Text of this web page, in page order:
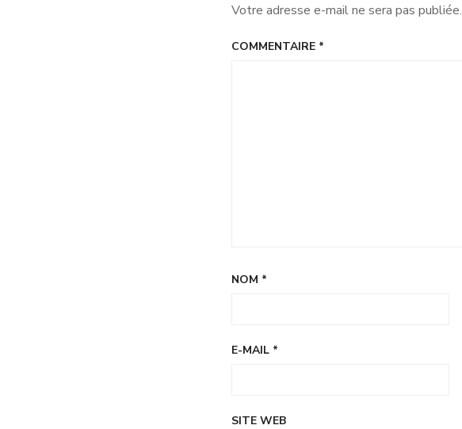
Votre adresse e-mail ne sera pas publiée.
COMMENTAIRE *
NOM *
E-MAIL *
SITE WEB